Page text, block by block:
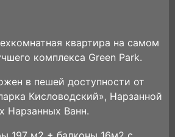
квартира на самом
комплекса Green Park.
в пешей доступности от
Кисловодский», Нарзанной
Нарзанных Ванн.